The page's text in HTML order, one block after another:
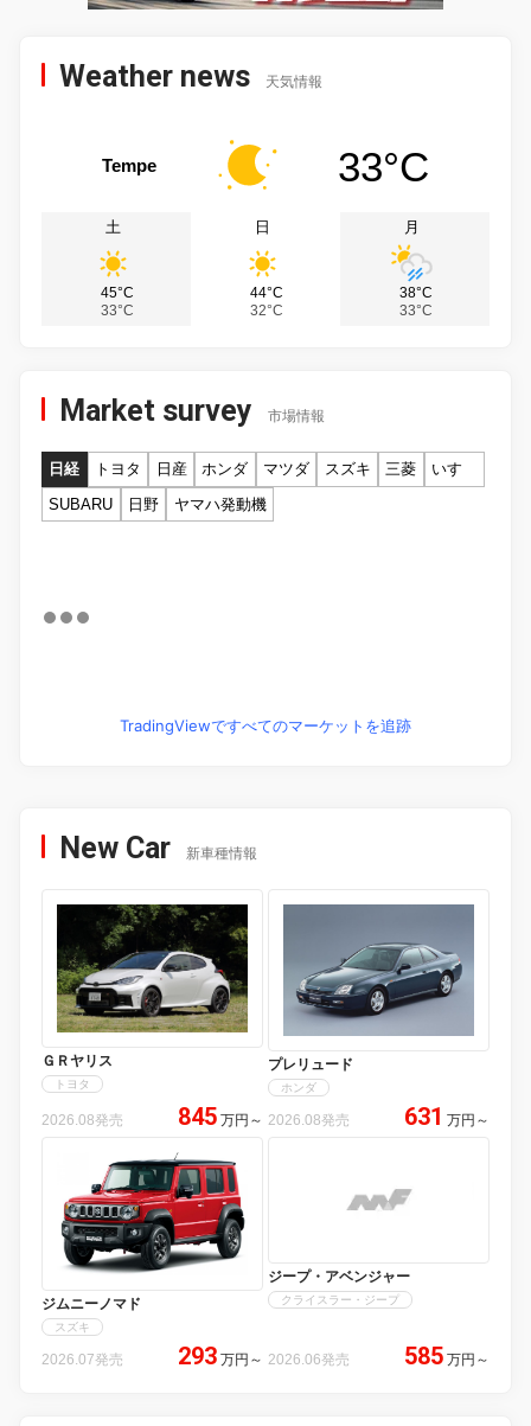
Weather news 天気情報
Tempe 33°C
土
45°C
33°C
日
44°C
32°C
月
38°C
33°C
Market survey 市場情報
日経 トヨタ 日産 ホンダ マツダ スズキ 三菱
いすゞ
SUBARU
日野 ヤマハ発動機
TradingViewですべてのマーケットを追跡
New Car 新車種情報
ＧＲヤリス
トヨタ
2026.08発売 845 万円 ～
プレリュード
ホンダ
2026.08発売 631 万円 ～
ジムニーノマド
スズキ
2026.07発売 293 万円 ～
ジープ・アベンジャー
クライスラー・ジープ
2026.06発売 585 万円 ～